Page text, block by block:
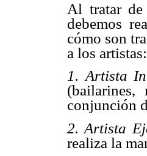
Al tratar de
debemos
cómo son
a los artistas:
1. Artista
(bailarines,
conjunción
2.Artista
realiza la